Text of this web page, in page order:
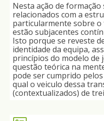
Nesta ação de
relacionados com a
particularmente sobre
estão subjacentes
Isto porque se reveste
identidade da equipa,
princípios do modelo de
questão teórica na
pode ser cumprido
qual o veiculo dessa
(contextualizados) de